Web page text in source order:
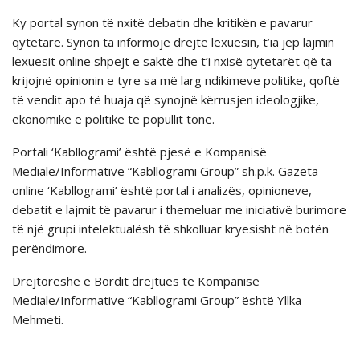
Ky portal synon të nxitë debatin dhe kritikën e pavarur
qytetare. Synon ta informojë drejtë lexuesin, t’ia jep lajmin
lexuesit online shpejt e saktë dhe t’i nxisë qytetarët që ta
krijojnë opinionin e tyre sa më larg ndikimeve politike, qoftë
të vendit apo të huaja që synojnë kërrusjen ideologjike,
ekonomike e politike të popullit tonë.
Portali ‘Kabllogrami’ është pjesë e Kompanisë
Mediale/Informative “Kabllogrami Group” sh.p.k. Gazeta
online ‘Kabllogrami’ është portal i analizës, opinioneve,
debatit e lajmit të pavarur i themeluar me iniciativë burimore
të një grupi intelektualësh të shkolluar kryesisht në botën
perëndimore.
Drejtoreshë e Bordit drejtues të Kompanisë
Mediale/Informative “Kabllogrami Group” është Yllka
Mehmeti.